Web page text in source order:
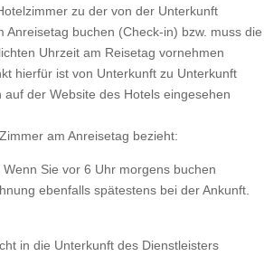
zu der von der Unterkunft
Anreisetag buchen (Check-in) bzw. muss die
Uhrzeit am Reisetag vornehmen
hierfür ist von Unterkunft zu Unterkunft
der Website des Hotels eingesehen
am Anreisetag bezieht:
Sie vor 6 Uhr morgens buchen
ebenfalls spätestens bei der Ankunft.
in die Unterkunft des Dienstleisters